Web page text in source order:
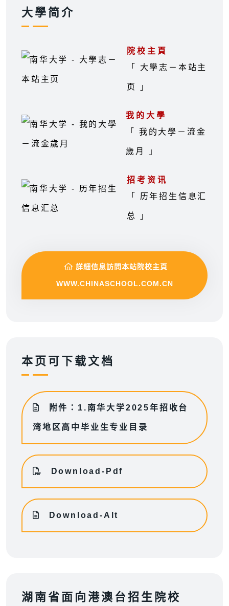
大學简介
院校主頁
「 大學志－本站主
页 」
我的大學
「 我的大學－流金
歲月 」
招考资讯
「 历年招生信息汇
总 」
詳細信息訪問本站院校主頁
WWW.CHINASCHOOL.COM.CN
本页可下载文档
附件：1.南华大学2025年招收台
湾地区高中毕业生专业目录
Download-Pdf
Download-Alt
湖南省面向港澳台招生院校